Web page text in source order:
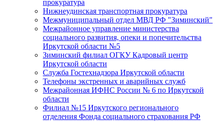
прокуратура
Нижнеудинская транспортная прокуратура
Межмуниципальный отдел МВД РФ "Зиминский"
Межрайонное управление министерства
социального развития, опеки и попечительства
Иркутской области №5
Зиминский филиал ОГКУ Кадровый центр
Иркутской области
Служба Гостехнадзора Иркутской области
Телефоны экстренных и аварийных служб
Межрайонная ИФНС России № 6 по Иркутской
области
Филиал №15 Иркутского регионального
отделения Фонда социального страхования РФ